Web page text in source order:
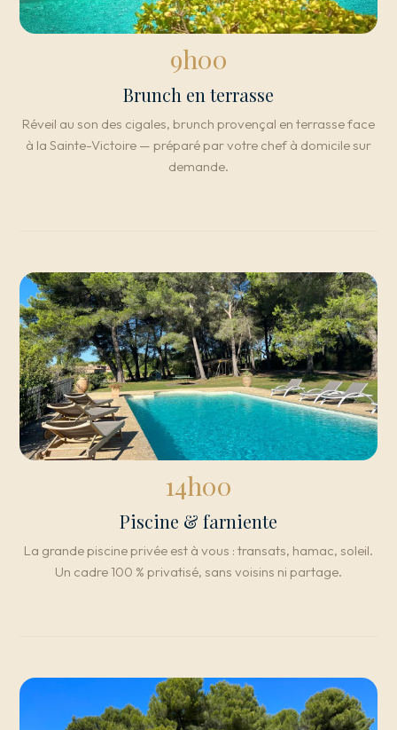
9h00
Brunch en terrasse
Réveil au son des cigales, brunch provençal en terrasse face
à la Sainte-Victoire — préparé par votre chef à domicile sur
demande.
14h00
Piscine & farniente
La grande piscine privée est à vous : transats, hamac, soleil.
Un cadre 100 % privatisé, sans voisins ni partage.